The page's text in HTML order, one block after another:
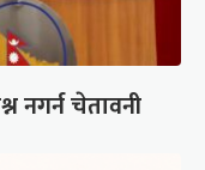
नगर्न चेतावनी